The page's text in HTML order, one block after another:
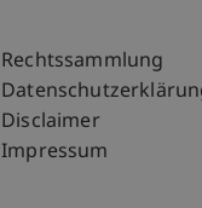
Fußzeile
Rechtssammlung
Disclaimer
Impressum